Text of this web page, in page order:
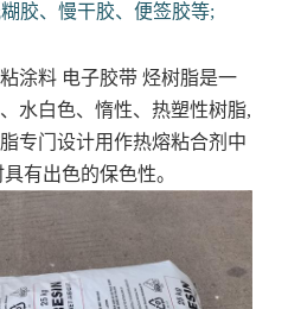
胶、慢干胶、便签胶等;
涂料 电子胶带 烃树脂是一
水白色、惰性、热塑性树脂,
专门设计用作热熔粘合剂中
有出色的保色性。